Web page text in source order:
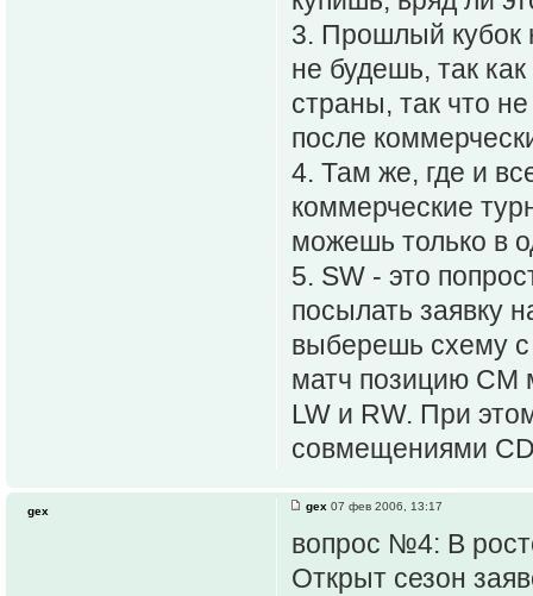
3. Прошлый кубок
не будешь, так
страны, так что
после
4. Там же, где и
коммерческие
можешь только в
5. SW - это
посылать заявку
выберешь схему с
матч позицию CM
LW и RW. При
совмещениями
gex 07 фев 2006, 13:17
вопрос №4: В
Открыт сезон
gex